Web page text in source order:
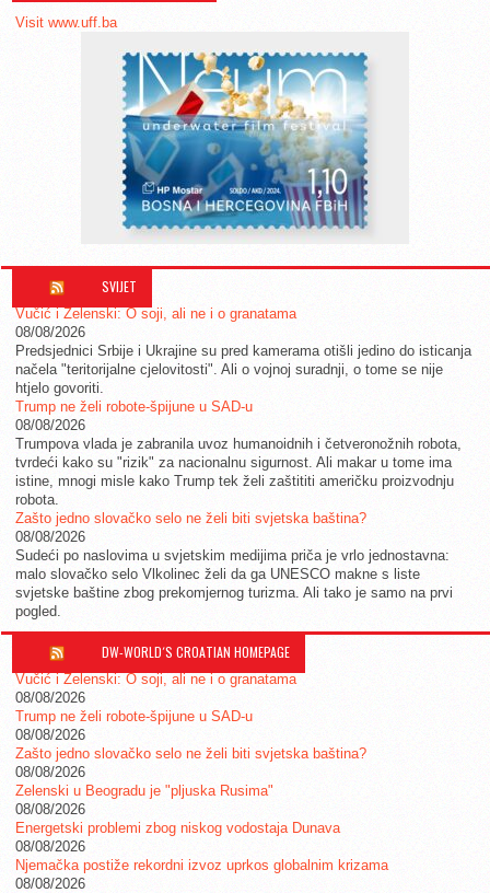
Visit www.uff.ba
SVIJET
Vučić i Zelenski: O soji, ali ne i o granatama
08/08/2026
Predsjednici Srbije i Ukrajine su pred kamerama otišli jedino do isticanja
načela "teritorijalne cjelovitosti". Ali o vojnoj suradnji, o tome se nije
htjelo govoriti.
Trump ne želi robote-špijune u SAD-u
08/08/2026
Trumpova vlada je zabranila uvoz humanoidnih i četveronožnih robota,
tvrdeći kako su "rizik" za nacionalnu sigurnost. Ali makar u tome ima
istine, mnogi misle kako Trump tek želi zaštititi američku proizvodnju
robota.
Zašto jedno slovačko selo ne želi biti svjetska baština?
08/08/2026
Sudeći po naslovima u svjetskim medijima priča je vrlo jednostavna:
malo slovačko selo Vlkolinec želi da ga UNESCO makne s liste
svjetske baštine zbog prekomjernog turizma. Ali tako je samo na prvi
pogled.
DW-WORLD´S CROATIAN HOMEPAGE
Vučić i Zelenski: O soji, ali ne i o granatama
08/08/2026
Trump ne želi robote-špijune u SAD-u
08/08/2026
Zašto jedno slovačko selo ne želi biti svjetska baština?
08/08/2026
Zelenski u Beogradu je "pljuska Rusima"
08/08/2026
Energetski problemi zbog niskog vodostaja Dunava
08/08/2026
Njemačka postiže rekordni izvoz uprkos globalnim krizama
08/08/2026